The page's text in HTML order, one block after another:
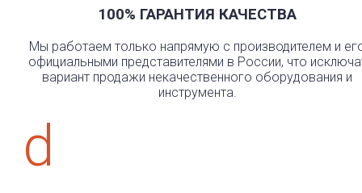
100% ГАРАНТИЯ КАЧЕСТВА
Мы работаем только напрямую с производителем и
официальными представителями в России, что
вариант продажи некачественного оборудования и
инструмента.
d